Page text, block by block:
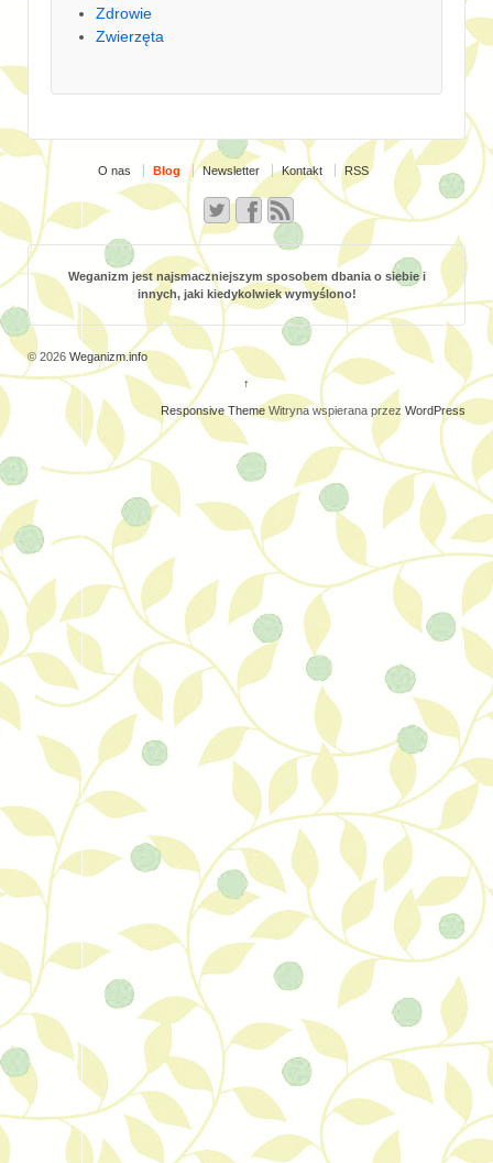
Zdrowie
Zwierzęta
O nas Blog Newsletter Kontakt RSS
Weganizm jest najsmaczniejszym sposobem dbania o siebie i
innych, jaki kiedykolwiek wymyślono!
© 2026 Weganizm.info
↑
Responsive Theme Witryna wspierana przez WordPress